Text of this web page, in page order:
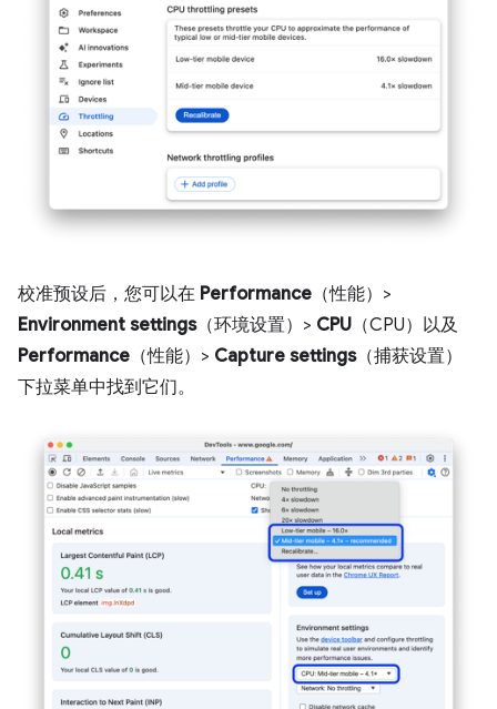
校准预设后，您可以在 Performance （性能）>
Environment settings（环境设置）> CPU （CPU）以及
Performance （性能）> Capture settings（捕获设置）
下拉菜单中找到它们。